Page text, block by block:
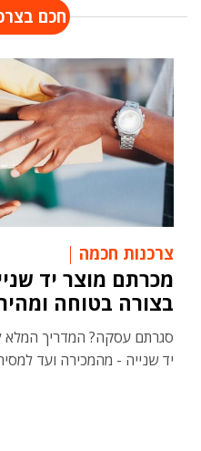
חכם
צרכנות חכמה
מכרתם מוצר יד
בצורה בטוחה
סגרתם עסקה? המדריך המלא
יד שנייה - מהמכירה ועד